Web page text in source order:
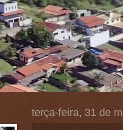
terça-feira, 31 de